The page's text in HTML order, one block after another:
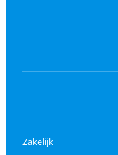
Zakelijk